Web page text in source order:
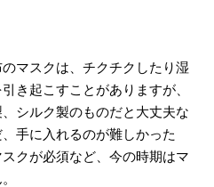
マスクは、チクチクしたり湿
き起こすことがありますが、
シルク製のものだと大丈夫な
手に入れるのが難しかった
クが必須など、今の時期はマ